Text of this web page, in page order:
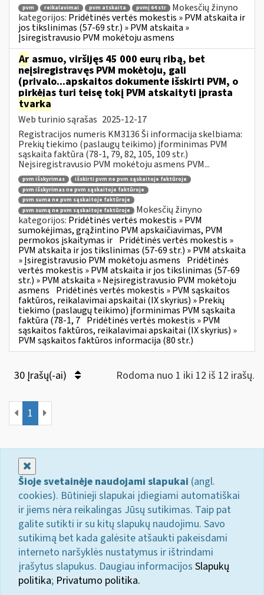
pvm reikalavimai pvm atskaita pvmį 64 str
Mokesčių žinyno
kategorijos: Pridėtinės vertės mokestis » PVM atskaita ir
jos tikslinimas (57-69 str.) » PVM atskaita »
Įsiregistravusio PVM mokėtoju asmens
Ar asmuo, viršijęs 45 000 eurų ribą, bet
neįsiregistravęs PVM mokėtoju, gali
(privalo...apskaitos dokumente išskirti PVM, o
pirkėjas turi teisę tokį PVM atskaityti įprasta
tvarka
Web turinio sąrašas 2025-12-17
Registracijos numeris KM3136 Ši informacija skelbiama:
Prekių tiekimo (paslaugų teikimo) įforminimas PVM
sąskaita faktūra (78-1, 79, 82, 105, 109 str.)
Neįsiregistravusio PVM mokėtoju asmens PVM...
pvm išskyrimas
išskirti pvm ne pvm sąskaitoje faktūroje
pvm išskyrimas ne pvm sąskaitoje faktūroje
pvm suma ne pvm sąskaitoje faktūroje
pvm sumą ne pvm sąskaitoje faktūroje
Mokesčių žinyno
kategorijos: Pridėtinės vertės mokestis » PVM
sumokėjimas, grąžintino PVM apskaičiavimas, PVM
permokos įskaitymas ir Pridėtinės vertės mokestis »
PVM atskaita ir jos tikslinimas (57-69 str.) » PVM atskaita
» Įsiregistravusio PVM mokėtoju asmens Pridėtinės
vertės mokestis » PVM atskaita ir jos tikslinimas (57-69
str.) » PVM atskaita » Neįsiregistravusio PVM mokėtoju
asmens Pridėtinės vertės mokestis » PVM sąskaitos
faktūros, reikalavimai apskaitai (IX skyrius) » Prekių
tiekimo (paslaugų teikimo) įforminimas PVM sąskaita
faktūra (78-1, 7 Pridėtinės vertės mokestis » PVM
sąskaitos faktūros, reikalavimai apskaitai (IX skyrius) »
PVM sąskaitos faktūros informacija (80 str.)
30 Įrašų(-ai) Rodoma nuo 1 iki 12 iš 12 irašų.
1
Šioje svetainėje naudojami slapukai (angl.
cookies). Būtinieji slapukai įdiegiami automatiškai
ir jiems nėra reikalingas Jūsų sutikimas. Taip pat
galite sutikti ir su kitų slapukų naudojimu. Savo
sutikimą bet kada galėsite atšaukti pakeisdami
interneto naršyklės nustatymus ir ištrindami
įrašytus slapukus. Daugiau informacijos Slapukų
politika; Privatumo politika.